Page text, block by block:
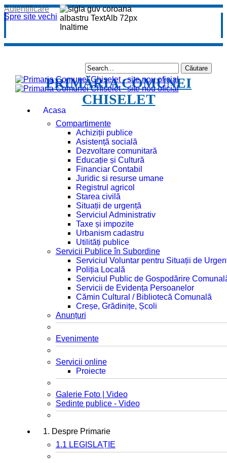
Spre site vechi
Autentificare
PRIMĂRIA COMUNEI
CHISELET
Acasa
Compartimente
Achiziții publice
Asistență socială
Dezvoltare comunitară
Educație și Cultură
Financiar Contabil
Juridic si resurse umane
Registrul agricol
Starea civilă
Situații de urgență
Serviciul Administrativ
Taxe și impozite
Urbanism cadastru
Utilități publice
Servicii Publice în Subordine
Serviciul Voluntar pentru Situații de
Poliția Locală
Serviciul Public de Gospodărire
Servicii de Evidența Persoanelor
Cămin Cultural / Bibliotecă Comunală
Creșe, Grădinițe, Școli
Anunțuri
Evenimente
Servicii online
Proiecte
Galerie Foto | Video
Sedinte publice - Video
1. Despre Primarie
1.1 LEGISLAȚIE